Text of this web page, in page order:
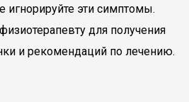
игнорируйте эти симптомы.
для получения
и рекомендаций по лечению.